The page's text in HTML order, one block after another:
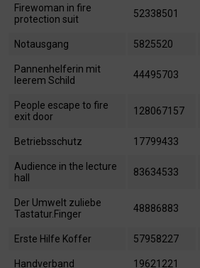
Firewoman in fire
protection suit
52338501
Notausgang 5825520
Pannenhelferin mit
leerem Schild
44495703
People escape to fire
exit door
128067157
Betriebsschutz 17799433
Audience in the lecture
hall
83634533
Der Umwelt zuliebe
Tastatur.Finger
48886883
Erste Hilfe Koffer 57958227
Handverband 19621221